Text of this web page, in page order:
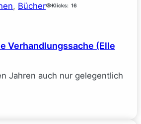
, Bücher Klicks: 16
Verhandlungssache (Elle
Jahren auch nur gelegentlich